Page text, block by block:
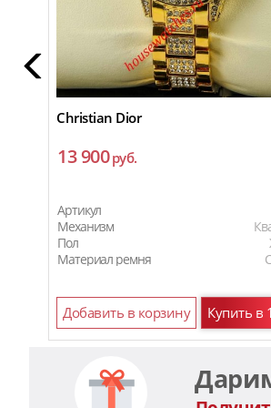
Christian Dior
13 900руб.
Артикул
Механизм
Пол
Материал ремня
Добавить в корзину Купить в